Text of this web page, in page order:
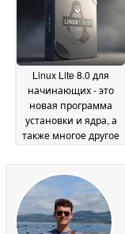
Linux Lite 8.0 для
начинающих - это
новая программа
установки и ядра, а
также многое другое